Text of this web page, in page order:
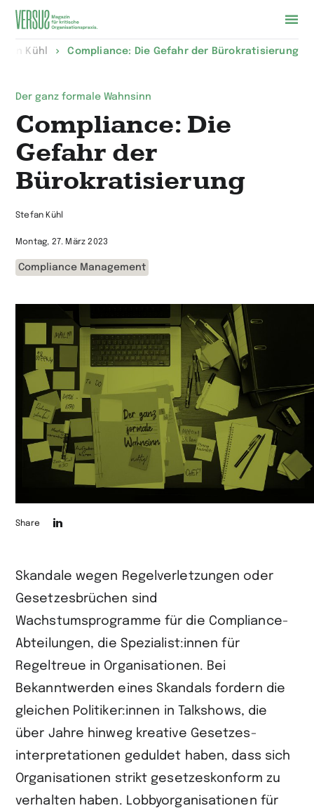
Zur
Kühl Compliance: Die Gefahr der Bürokratisierung
Der ganz formale Wahnsinn
Compliance: Die
Gefahr der
Bürokratisierung
Stefan Kühl
Montag, 27. März 2023
Compliance Management
auf
LinkedIn
teilen
Share
Skandale wegen Regelverletzungen oder
Gesetzesbrüchen sind
Wachstumsprogramme für die Compliance-
Abteilungen, die Spezialist:innen für
Regeltreue in Organisationen. Bei
Bekanntwerden eines Skandals fordern die
gleichen Politiker:innen in Talkshows, die
über Jahre hinweg kreative Gesetzes­
interpretationen geduldet haben, dass sich
Organisationen strikt gesetzes­konform zu
verhalten haben. Lobbyorganisationen für